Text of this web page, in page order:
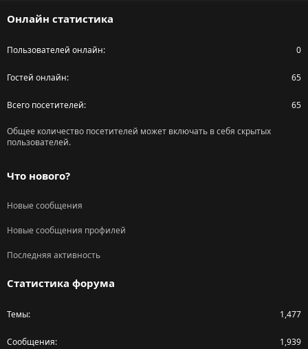
Онлайн статистика
Пользователей онлайн 0
Гостей онлайн 65
Всего посетителей 65
Общее количество посетителей может включать в себя скрытых
пользователей.
Что нового?
Новые сообщения
Новые сообщения профилей
Последняя активность
Статистика форума
Темы 1,477
Сообщения 1,939